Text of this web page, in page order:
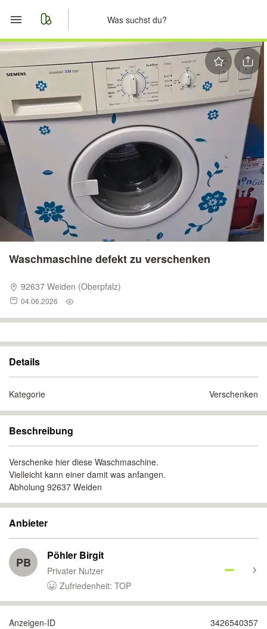
Start
Merkliste
Nachrichten
Anzeige aufgeben
Waschmaschine defekt zu verschenken
92637 Weiden (Oberpfalz)
04.06.2026
Details
Kategorie Verschenken
Beschreibung
Verschenke hier diese Waschmaschine.
Vielleicht kann einer damit was anfangen.
Abholung 92637 Weiden
Anbieter
PB Pöhler Birgit
Privater Nutzer
Zufriedenheit: TOP
Anzeigen-ID 3426540357